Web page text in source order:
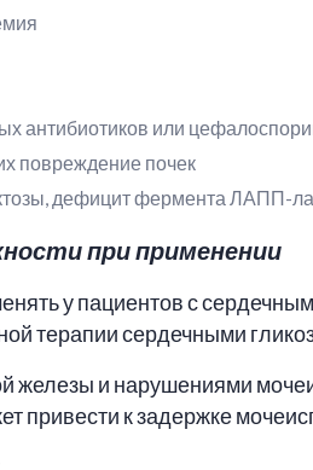
антибиотиков или
повреждение почек
дефицит фермента ЛАПП-
при применении
у пациентов с
терапии сердечными
железы и нарушениями
привести к задержке